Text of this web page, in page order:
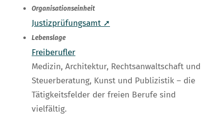
Organisationseinheit
Justizprüfungsamt ➚
Lebenslage
Freiberufler
Medizin, Architektur, Rechtsanwaltschaft und
Steuerberatung, Kunst und Publizistik – die
Tätigkeitsfelder der freien Berufe sind
vielfältig.